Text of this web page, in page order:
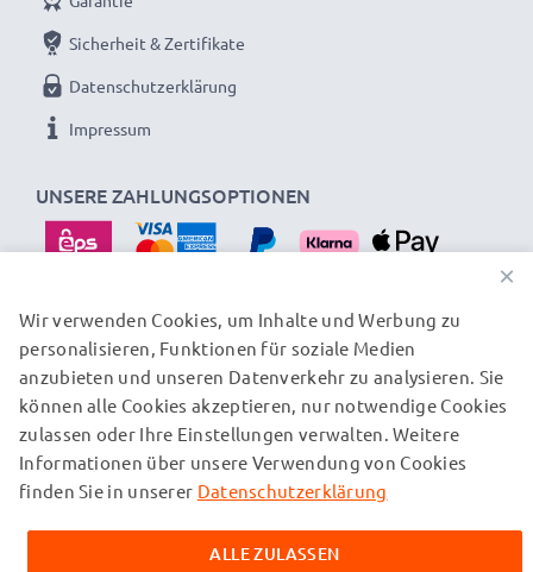
UNSERE ZAHLUNGSOPTIONEN
Sicherheit & Zertifikate
Datenschutzerklärung
Impressum
UNSERE VERSANDPARTNER
© subtel.at 2026
Alle Preise verstehen sich inklusive Mehrwertsteuer und
zuzüglich Versandkosten. Bitte beachten Sie, dass alle
Inhaber sind und ausschließlich zur Information über unsere
Produkte auf unseren Webseiten genannt werden.
×
Wir verwenden Cookies, um Inhalte und Werbung zu
personalisieren, Funktionen für soziale Medien
anzubieten und unseren Datenverkehr zu analysieren. Sie
können alle Cookies akzeptieren, nur notwendige Cookies
zulassen oder Ihre Einstellungen verwalten. Weitere
Informationen über unsere Verwendung von Cookies
finden Sie in unserer Datenschutzerklärung
ALLE ZULASSEN